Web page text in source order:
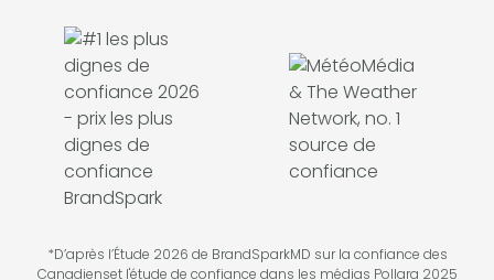
*D’après l’Étude 2026 de BrandSparkMD sur la confiance des
Canadienset l'étude de confiance dans les médias Pollara 2025